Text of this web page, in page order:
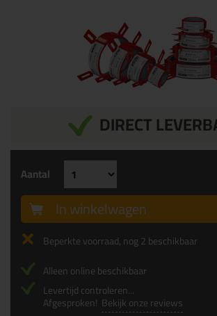
DIRECT
Aantal
In winkelwagen
Beperkte voorraad, nog 2 beschikbaar
Alleen online beschikbaar
Levertijd controleren...
Afgesproken! Bekijk onze reviews